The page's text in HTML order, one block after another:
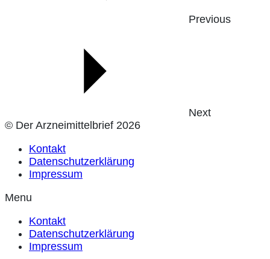
Previous
Next
© Der Arzneimittelbrief 2026
Kontakt
Datenschutzerklärung
Impressum
Menu
Kontakt
Datenschutzerklärung
Impressum